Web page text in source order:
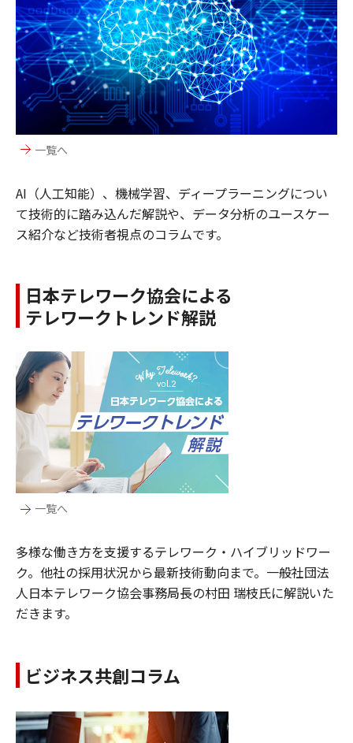
一覧へ
AI（人工知能）、機械学習、ディープラーニングについ
て技術的に踏み込んだ解説や、データ分析のユースケー
ス紹介など技術者視点のコラムです。
日本テレワーク協会による
テレワークトレンド解説
一覧へ
多様な働き方を支援するテレワーク・ハイブリッドワー
ク。他社の採用状況から最新技術動向まで。一般社団法
人日本テレワーク協会事務局長の村田 瑞枝氏に解説いた
だきます。
ビジネス共創コラム